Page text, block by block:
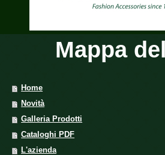
Mappa
Home
Novità
Galleria Prodotti
Cataloghi PDF
L'azienda